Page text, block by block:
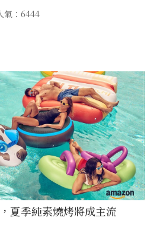
氣：6444
夏季純素燒烤將成主流